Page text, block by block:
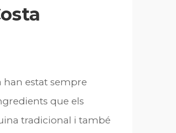
han estat sempre
que els
tradicional i també